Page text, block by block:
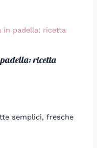
ricetta
semplici, fresche